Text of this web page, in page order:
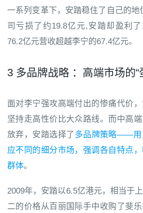
一系列变革下，安踏稳住了自己的地
司亏损了约19.8亿元,安踏却盈利
76.2亿元营收超越李宁的67.4亿元。
3 多品牌战略 ：高端市场的“
面对李宁强攻高端付出的惨痛代价，
坚持走高性价比大众路线。而中高
放弃，安踏选择了 多品牌策略——用
应不同的细分市场，强调各自特点
群体。
2009年，安踏以6.5亿港元，相当于
二的价格从百丽国际手中收购了斐